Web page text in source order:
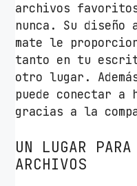
c
s
2
0
2
2
2
5
"
archivos
nunca. Su diseño
mate le
tanto en tu
otro lugar.
puede conectar a
gracias a la
UN LUGAR
ARCHIVOS